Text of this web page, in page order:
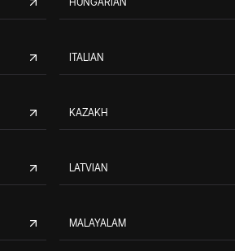
ITALIAN
KAZAKH
LATVIAN
MALAYALAM